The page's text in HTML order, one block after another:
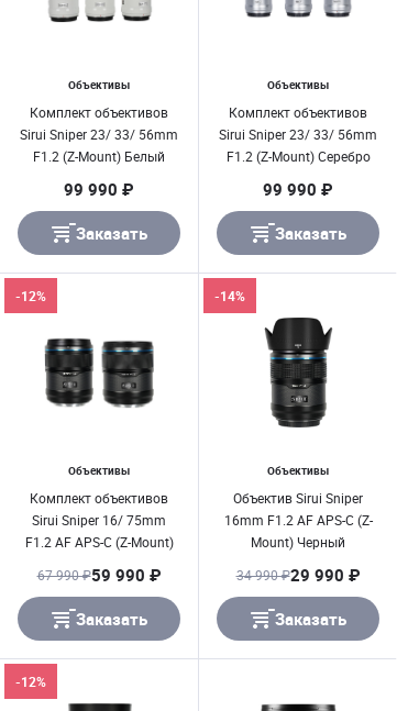
Объективы
Комплект объективов
Sirui Sniper 23/ 33/ 56mm
F1.2 (Z-Mount) Белый
99 990 ₽
Заказать
Объективы
Комплект объективов
Sirui Sniper 23/ 33/ 56mm
F1.2 (Z-Mount) Серебро
99 990 ₽
Заказать
Объективы
Комплект объективов
Sirui Sniper 16/ 75mm
F1.2 AF APS-C (Z-Mount)
-12%
67 990 ₽59 990 ₽
Заказать
Объективы
Объектив Sirui Sniper
16mm F1.2 AF APS-C (Z-
Mount) Черный
-14%
34 990 ₽29 990 ₽
Заказать
-12%